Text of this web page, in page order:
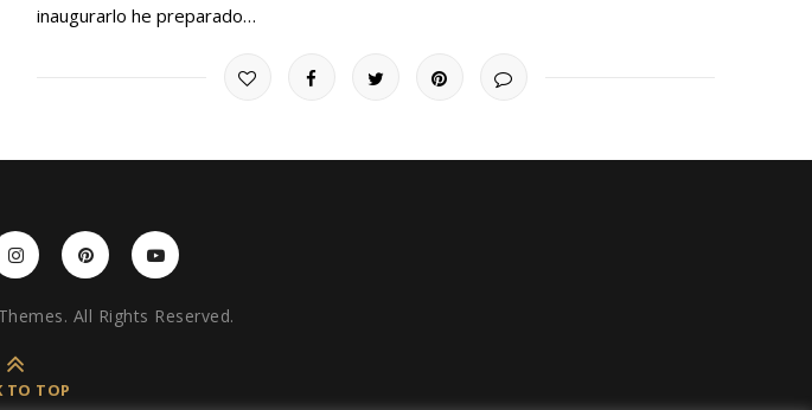
inaugurarlo he preparado…
All Rights Reserved.
TO TOP